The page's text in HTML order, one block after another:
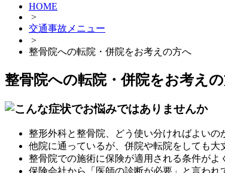
HOME
>
交通事故メニュー
>
整骨院への転院・併院をお考えの方へ
整骨院への転院・併院をお考え
整形外科と整骨院、どう使い分ければよいの
他院に通っているが、併院や転院をしても大
整骨院での施術に保険が適用される条件がよ